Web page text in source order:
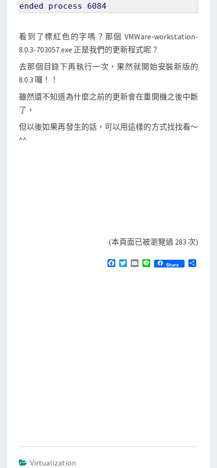
ended process 6084
看到了標紅色的字嗎？那個 VMWare-workstation-
8.0.3-703057.exe 正是我們的更新程式呢？
去那個目錄下再執行一次，果然就開始安裝新版的
8.0.3 囉！！
雖然還不知道為什麼之前的更新會在重開機之後中斷
了，
但以後如果再發生的話，可以用這樣的方式找找看～
^^
(本頁面已被瀏覽過 283 次)
E
Share
Virtualization